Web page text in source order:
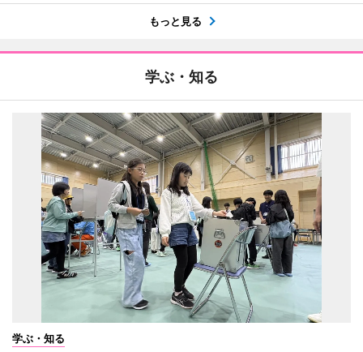
もっと見る
学ぶ・知る
学ぶ・知る